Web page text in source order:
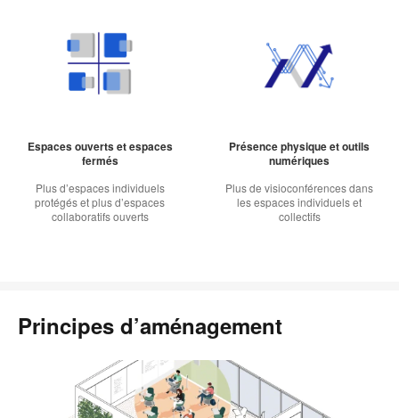
Espaces ouverts et espaces
fermés
Plus d’espaces individuels
protégés et plus d’espaces
collaboratifs ouverts
Présence physique et outils
numériques
Plus de visioconférences dans
les espaces individuels et
collectifs
Principes d’aménagement